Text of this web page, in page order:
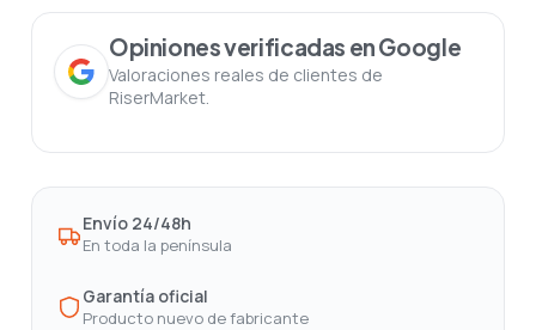
Opiniones verificadas en Google
Valoraciones reales de clientes de
RiserMarket.
Envío 24/48h
En toda la península
Garantía oficial
Producto nuevo de fabricante